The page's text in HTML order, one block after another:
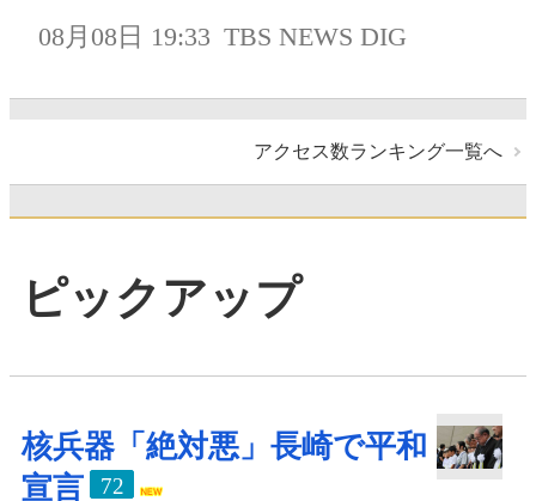
08月08日 19:33 TBS NEWS DIG
アクセス数ランキング一覧へ
ピックアップ
核兵器「絶対悪」長崎で平和
宣言
72